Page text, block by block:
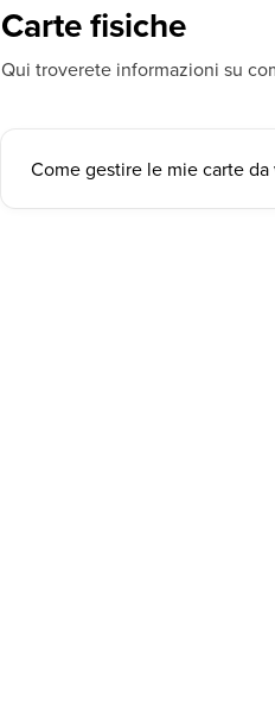
Carte fisiche
Qui troverete informazioni su
Come gestire le mie carte da